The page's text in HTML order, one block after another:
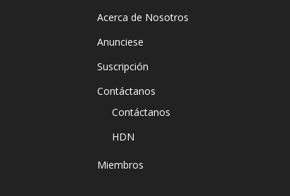
Acerca de Nosotros
Anunciese
Suscripción
Contáctanos
Contáctanos
HDN
Miembros